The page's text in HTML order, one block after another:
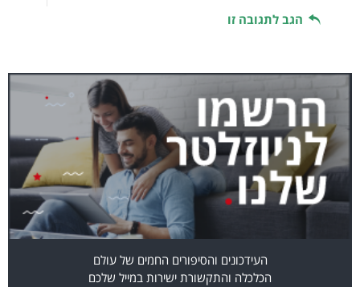
הגב לתגובה זו
העידכונים והסיפורים החמים של עולם
הכלכלה והתקשורת ישירות במייל שלכם